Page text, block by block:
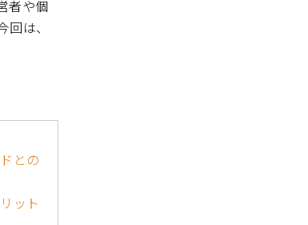
者や個
は、
との
ット